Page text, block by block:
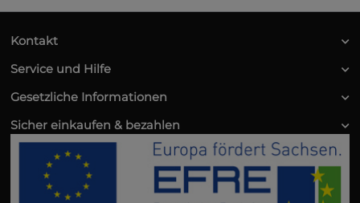
Kontakt
Service und Hilfe
Gesetzliche Informationen
Sicher einkaufen & bezahlen